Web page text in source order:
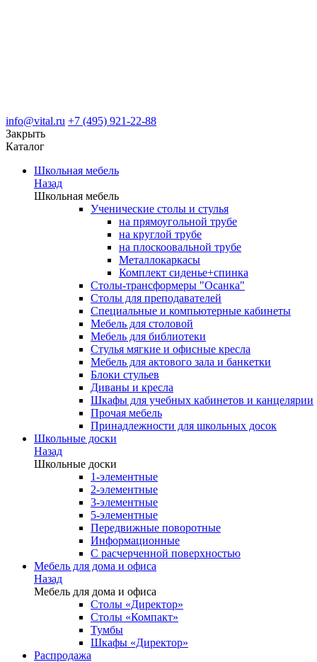
info@vital.ru +7 (495) 921-22-88
Закрыть
Каталог
Школьная мебель
Назад
Школьная мебель
Ученические столы и стулья
на прямоугольной трубе
на круглой трубе
на плоскоовальной трубе
Металлокаркасы
Комплект сиденье+спинка
Столы-трансформеры "Осанка"
Столы для преподавателей
Специальные и компьютерные кабинеты
Мебель для столовой
Мебель для библиотеки
Стулья мягкие и офисные кресла
Мебель для актового зала и банкетки
Блоки стульев
Диваны и кресла
Шкафы для учебных кабинетов и канцелярии
Прочая мебель
Принадлежности для школьных досок
Школьные доски
Назад
Школьные доски
1-элементные
2-элементные
3-элементные
5-элементные
Передвижные поворотные
Информационные
С расчерченной поверхностью
Мебель для дома и офиса
Назад
Мебель для дома и офиса
Столы «Директор»
Столы «Компакт»
Тумбы
Шкафы «Директор»
Распродажа